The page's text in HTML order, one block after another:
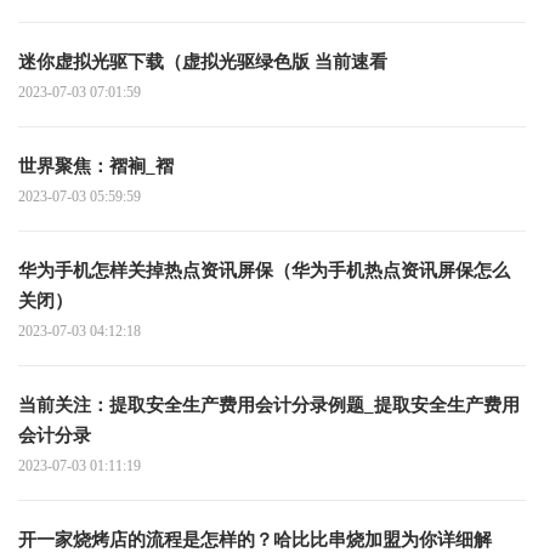
迷你虚拟光驱下载（虚拟光驱绿色版 当前速看
2023-07-03 07:01:59
世界聚焦：褶裥_褶
2023-07-03 05:59:59
华为手机怎样关掉热点资讯屏保（华为手机热点资讯屏保怎么
关闭）
2023-07-03 04:12:18
当前关注：提取安全生产费用会计分录例题_提取安全生产费用
会计分录
2023-07-03 01:11:19
开一家烧烤店的流程是怎样的？哈比比串烧加盟为你详细解